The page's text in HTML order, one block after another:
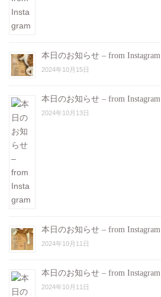
本日のお知らせ – from Instagram
2024年10月15日
本日のお知らせ – from Instagram
2024年10月13日
本日のお知らせ – from Instagram
2024年10月11日
本日のお知らせ – from Instagram
2024年10月11日